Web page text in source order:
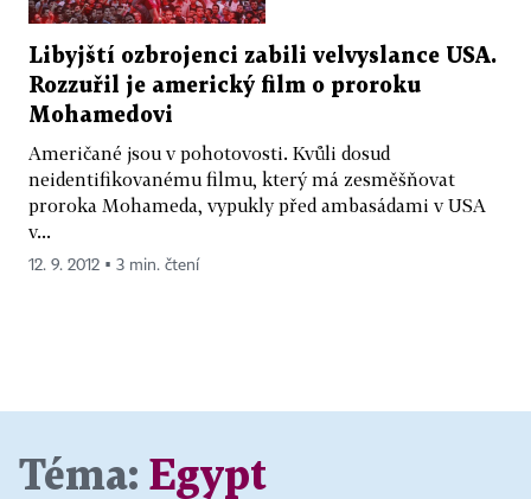
Libyjští ozbrojenci zabili velvyslance USA.
Rozzuřil je americký film o proroku
Mohamedovi
Američané jsou v pohotovosti. Kvůli dosud
neidentifikovanému filmu, který má zesměšňovat
proroka Mohameda, vypukly před ambasádami v USA
v...
12. 9. 2012 ▪ 3 min. čtení
Téma: Egypt